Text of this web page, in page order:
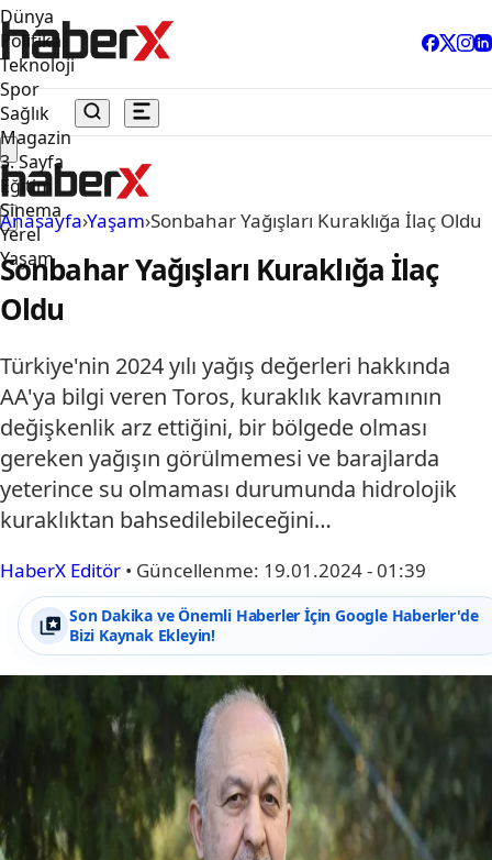
Dünya
Politika
Teknoloji
Spor
Sağlık
Magazin
3. Sayfa
Eğitim
Sinema
Yerel
Yaşam
Anasayfa›Yaşam›Sonbahar Yağışları Kuraklığa İlaç Oldu
Sonbahar Yağışları Kuraklığa İlaç
Oldu
Türkiye'nin 2024 yılı yağış değerleri hakkında
AA'ya bilgi veren Toros, kuraklık kavramının
değişkenlik arz ettiğini, bir bölgede olması
gereken yağışın görülmemesi ve barajlarda
yeterince su olmaması durumunda hidrolojik
kuraklıktan bahsedilebileceğini…
HaberX Editör • Güncellenme: 19.01.2024 - 01:39
Son Dakika ve Önemli Haberler İçin Google Haberler'de
Bizi Kaynak Ekleyin!